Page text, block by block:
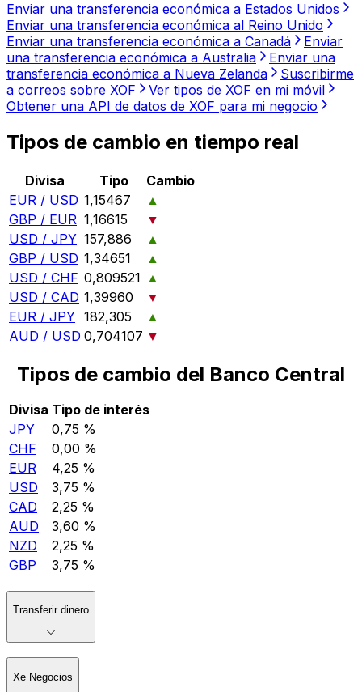
Enviar una transferencia económica a Estados Unidos
Enviar una transferencia económica al Reino Unido
Enviar una transferencia económica a Canadá
Enviar
una transferencia económica a Australia
Enviar una
transferencia económica a Nueva Zelanda
Suscribirme
a correos sobre XOF
Ver tipos de XOF en mi móvil
Obtener una API de datos de XOF para mi negocio
Tipos de cambio en tiempo real
Divisa Tipo
Cambio
EUR / USD 1,15467
▲
GBP / EUR 1,16615
▼
USD / JPY 157,886
▲
GBP / USD 1,34651
▲
USD / CHF 0,809521 ▲
USD / CAD 1,39960
▼
EUR / JPY 182,305
▲
AUD / USD 0,704107 ▼
Tipos de cambio del Banco Central
Divisa Tipo de interés
JPY
0,75 %
CHF
0,00 %
EUR
4,25 %
USD
3,75 %
CAD
2,25 %
AUD
3,60 %
NZD
2,25 %
GBP
3,75 %
Transferir dinero
Xe Negocios